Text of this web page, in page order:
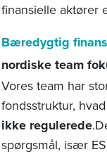
finansielle aktører
Bæredygtig
nordiske team
Vores team har
fondsstruktur,
ikke regulerede.
spørgsmål, især